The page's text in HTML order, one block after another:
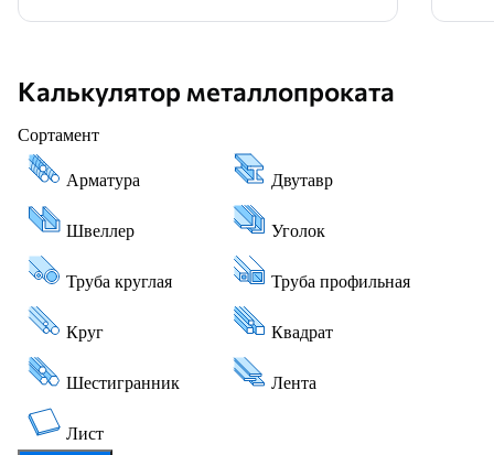
Калькулятор металлопроката